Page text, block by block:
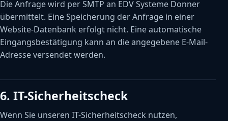
Die Anfrage wird per SMTP an EDV Systeme Donner
übermittelt. Eine Speicherung der Anfrage in einer
Website-Datenbank erfolgt nicht. Eine automatische
Eingangsbestätigung kann an die angegebene E-Mail-
Adresse versendet werden.
6. IT-Sicherheitscheck
Wenn Sie unseren IT-Sicherheitscheck nutzen,